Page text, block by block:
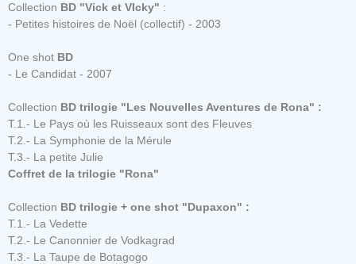
Collection BD "Vick et VIcky" :
- Petites histoires de Noël (collectif) - 2003
One shot BD
- Le Candidat - 2007
Collection BD trilogie "Les Nouvelles Aventures de Rona" :
T.1.- Le Pays où les Ruisseaux sont des Fleuves
T.2.- La Symphonie de la Mérule
T.3.- La petite Julie
Coffret de la trilogie "Rona"
Collection BD trilogie + one shot "Dupaxon" :
T.1.- La Vedette
T.2.- Le Canonnier de Vodkagrad
T.3.- La Taupe de Botagogo